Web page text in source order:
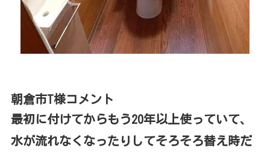
朝倉市T様コメント
最初に付けてからもう20年以上使っていて、
水が流れなくなったりしてそろそろ替え時だ